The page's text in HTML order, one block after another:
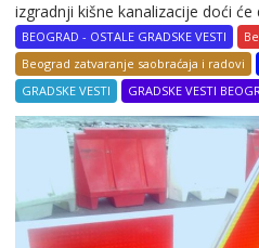
izgradnji kišne kanalizacije doći
BEOGRAD - OSTALE GRADSKE VESTI
Beograd zatvaranje saobraćaja i radovi
GRADSKE VESTI
GRADSKE VESTI